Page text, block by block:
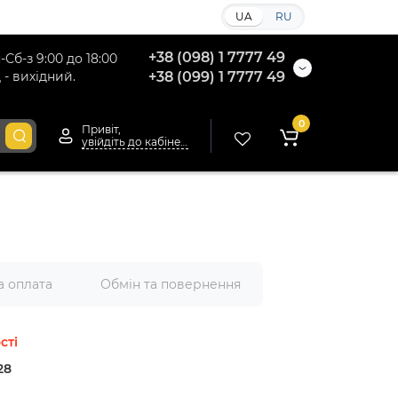
UA RU
Сб-з 9:00 до 18:00
вихідний.
+38 (098) 1 7777 49
+38 (099) 1 7777 49
Привіт,
0
оплата Обмін та повернення